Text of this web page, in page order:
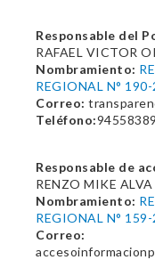
Responsable del
RAFAEL VICTOR
Nombramiento:
REGIONAL N°
Correo:
Teléfono:
Responsable de
RENZO MIKE
Nombramiento:
REGIONAL N°
Correo: